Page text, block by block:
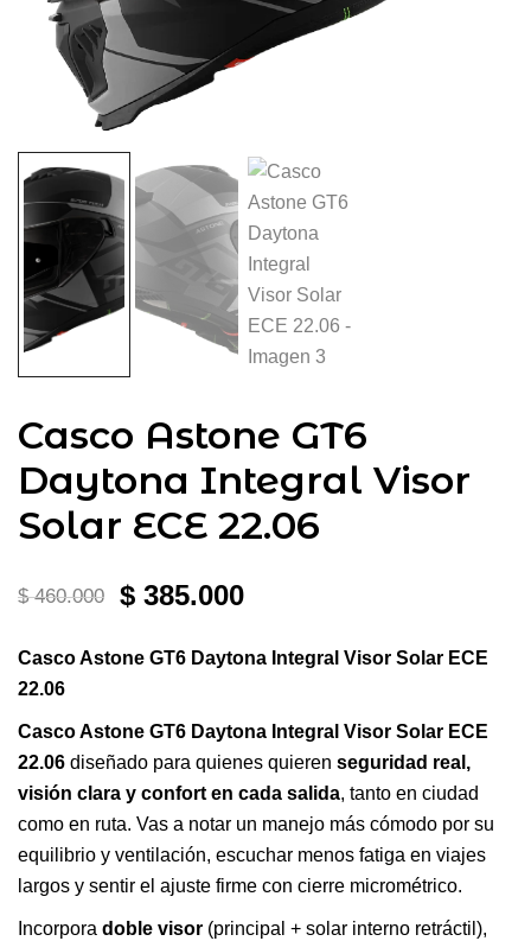
Casco Astone GT6
Daytona Integral Visor
Solar ECE 22.06
$460.000
El
precio
era:
$ 460.000.
$ 385.000El
precio
es:
$ 385.000.
Casco Astone GT6 Daytona Integral Visor Solar ECE
22.06
Casco Astone GT6 Daytona Integral Visor Solar ECE
22.06 diseñado para quienes quieren seguridad real,
visión clara y confort en cada salida, tanto en ciudad
como en ruta. Vas a notar un manejo más cómodo por su
equilibrio y ventilación, escuchar menos fatiga en viajes
largos y sentir el ajuste firme con cierre micrométrico.
Incorpora doble visor (principal + solar interno retráctil),